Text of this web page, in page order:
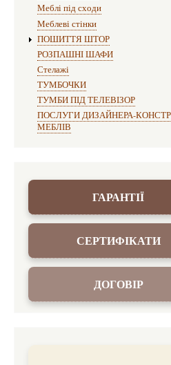
Меблі під сходи
Меблеві стінки
ПОШИТТЯ ШТОР
РОЗПАШНІ ШАФИ
Стелажі
ТУМБОЧКИ
ТУМБИ ПІД ТЕЛЕВІЗОР
ПОСЛУГИ ДИЗАЙНЕРА-
МЕБЛІВ
ГАРАНТІЇ
СЕРТИФІКАТИ
ДОГОВІР